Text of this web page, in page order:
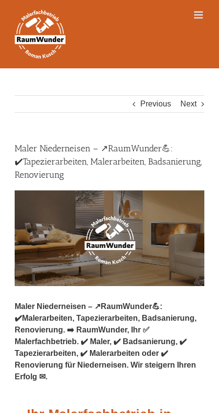
content
Previous Next
Maler Niederneisen – ↗️RaumWunder💪:
✔️Tapezierarbeiten, Malerarbeiten, Badsanierung,
Renovierung
Maler Niederneisen – ↗️RaumWunder💪:
✔️Malerarbeiten, Tapezierarbeiten, Badsanierung,
Renovierung. ➡️ RaumWunder, Ihr ✅
Malerfachbetrieb. ✔️ Maler, ✔️ Badsanierung, ✔️
Tapezierarbeiten, ✔️ Malerarbeiten oder ✔️
Renovierung für Niederneisen. Wir steigern Ihren
Erfolg ✉.